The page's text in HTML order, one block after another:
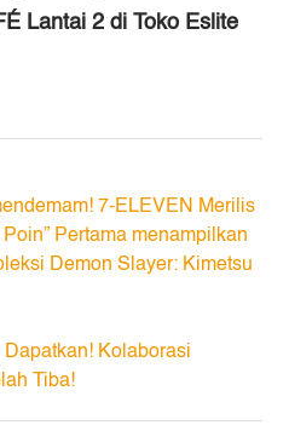
Lantai 2 di Toko Eslite
7-ELEVEN Merilis
Pertama menampilkan
Demon Slayer: Kimetsu
Kolaborasi
Tiba!